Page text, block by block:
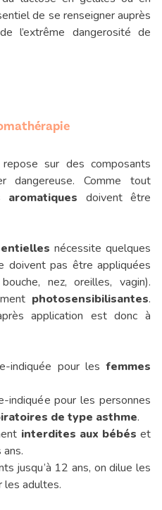
de se renseigner auprès
l’extrême dangerosité de
repose sur des composants
dangereuse. Comme tout
aromatiques doivent être
nécessite quelques
doivent pas être appliquées
nez, oreilles, vagin).
photosensibilisantes.
application est donc à
indiquée pour les femmes
indiquée pour les personnes
de type asthme.
interdites aux bébés et
jusqu’à 12 ans, on dilue les
les adultes.